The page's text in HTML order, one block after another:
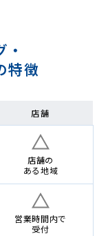
特徴
店舗
店舗の
ある地域
営業時間内で
受付